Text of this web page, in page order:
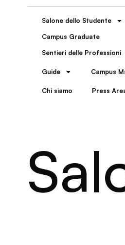
Salone dello Studente
Campus Graduate
Sentieri delle Professioni
Guide Campus
Chi siamo Press